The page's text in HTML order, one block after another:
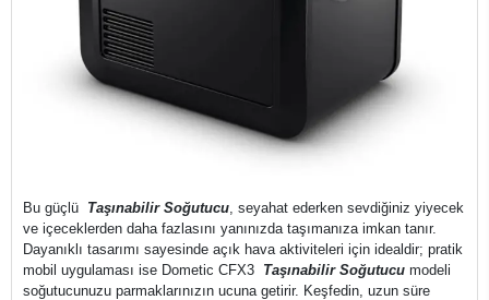
Bu güçlü Taşınabilir Soğutucu, seyahat ederken sevdiğiniz yiyecek
ve içeceklerden daha fazlasını yanınızda taşımanıza imkan tanır.
Dayanıklı tasarımı sayesinde açık hava aktiviteleri için idealdir; pratik
mobil uygulaması ise Dometic CFX3 Taşınabilir Soğutucu modeli
soğutucunuzu parmaklarınızın ucuna getirir. Keşfedin, uzun süre